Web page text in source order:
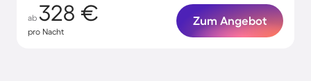
ab 328 €
pro Nacht
Zum Angebot